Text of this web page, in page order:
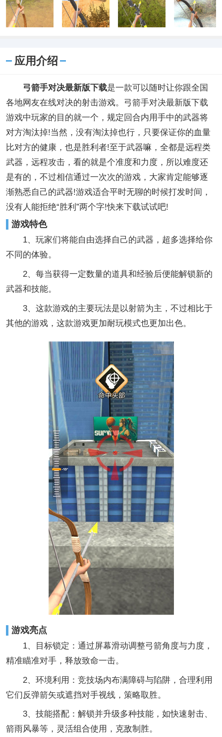
应用介绍
弓箭手对决最新版下载是一款可以随时让你跟全国
各地网友在线对决的射击游戏。弓箭手对决最新版下载
游戏中玩家的目的就一个，规定回合内用手中的武器将
对方淘汰掉!当然，没有淘汰掉也行，只要保证你的血量
比对方的健康，也是胜利者!至于武器嘛，全都是远程类
武器，远程攻击，看的就是个准度和力度，所以难度还
是有的，不过相信通过一次次的游戏，大家肯定能够逐
渐熟悉自己的武器!游戏适合平时无聊的时候打发时间，
没有人能拒绝“胜利”两个字!快来下载试试吧!
游戏特色
1、玩家们将能自由选择自己的武器，超多选择给你
不同的体验。
2、每当获得一定数量的道具和经验后便能解锁新的
武器和技能。
3、这款游戏的主要玩法是以射箭为主，不过相比于
其他的游戏，这款游戏更加耐玩模式也更加出色。
游戏亮点
1、目标锁定：通过屏幕滑动调整弓箭角度与力度，
精准瞄准对手，释放致命一击。
2、环境利用：竞技场内布满障碍与陷阱，合理利用
它们反弹箭矢或遮挡对手视线，策略取胜。
3、技能搭配：解锁并升级多种技能，如快速射击、
箭雨风暴等，灵活组合使用，克敌制胜。